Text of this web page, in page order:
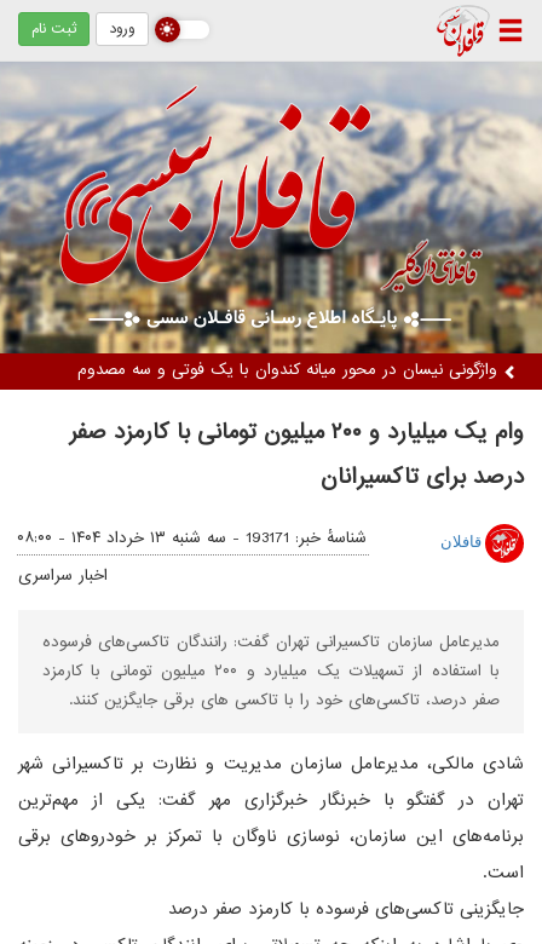
ورود ثبت نام
وام یک میلیارد و ۲۰۰ میلیون تومانی با کارمزد صفر
درصد برای تاکسیرانان
قافلان شناسهٔ خبر: 193171 -
سه شنبه ۱۳ خرداد ۱۴۰۴ - ۰۸:۰۰
اخبار سراسری
مدیرعامل سازمان تاکسیرانی تهران گفت: رانندگان تاکسی‌های فرسوده
با استفاده از تسهیلات یک میلیارد و ۲۰۰ میلیون تومانی با کارمزد
صفر درصد، تاکسی‌های خود را با تاکسی های برقی جایگزین کنند.
شادی مالکی، مدیرعامل سازمان مدیریت و نظارت بر تاکسیرانی شهر
تهران در گفتگو با خبرنگار خبرگزاری مهر گفت: یکی از مهم‌ترین
برنامه‌های این سازمان، نوسازی ناوگان با تمرکز بر خودروهای برقی
است.
جایگزینی تاکسی‌های فرسوده با کارمزد صفر درصد